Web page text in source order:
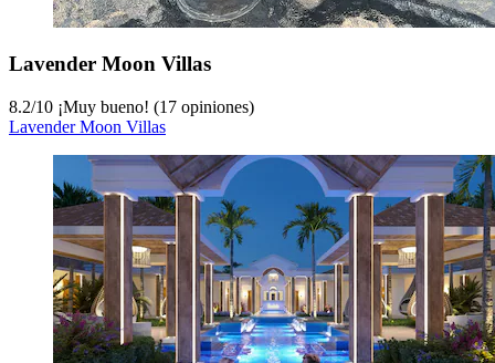
Lavender Moon Villas
8.2/10 ¡Muy bueno! (17 opiniones)
Lavender Moon Villas